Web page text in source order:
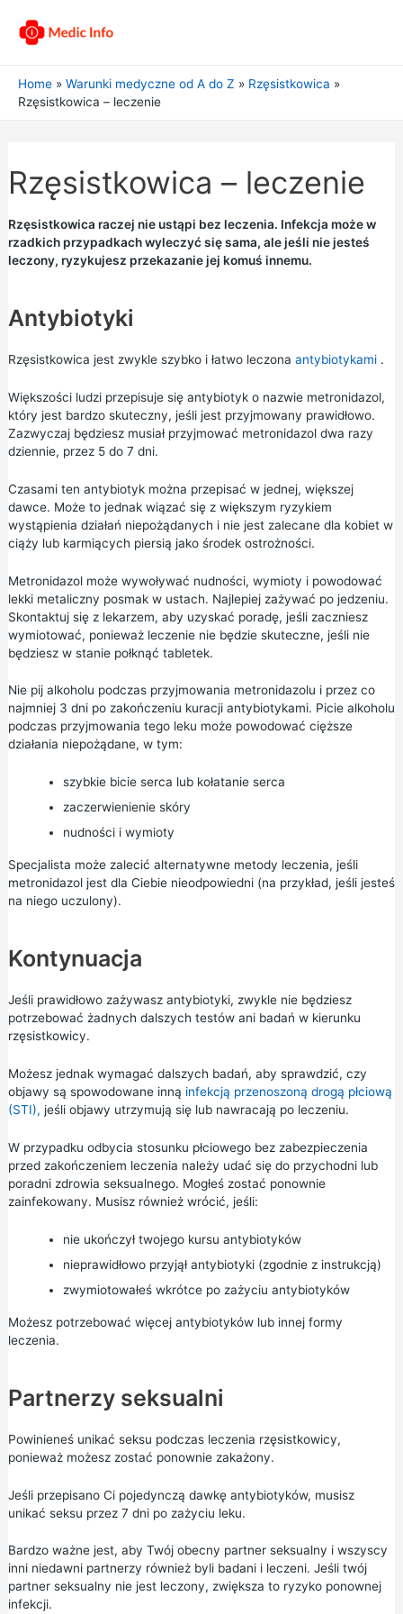
Home Warunki medyczne od A do Z
Rzęsistkowica
Rzęsistkowica – leczenie
Rzęsistkowica – leczenie
Rzęsistkowica raczej nie ustąpi bez leczenia. Infekcja może w
rzadkich przypadkach wyleczyć się sama, ale jeśli nie jesteś
leczony, ryzykujesz przekazanie jej komuś innemu.
Antybiotyki
Rzęsistkowica jest zwykle szybko i łatwo leczona antybiotykami.
Większości ludzi przepisuje się antybiotyk o nazwie metronidazol,
który jest bardzo skuteczny, jeśli jest przyjmowany prawidłowo.
Zazwyczaj będziesz musiał przyjmować metronidazol dwa razy
dziennie, przez 5 do 7 dni.
Czasami ten antybiotyk można przepisać w jednej, większej
dawce. Może to jednak wiązać się z większym ryzykiem
wystąpienia działań niepożądanych i nie jest zalecane dla kobiet w
ciąży lub karmiących piersią jako środek ostrożności.
Metronidazol może wywoływać nudności, wymioty i powodować
lekki metaliczny posmak w ustach. Najlepiej zażywać po jedzeniu.
Skontaktuj się z lekarzem, aby uzyskać poradę, jeśli zaczniesz
wymiotować, ponieważ leczenie nie będzie skuteczne, jeśli nie
będziesz w stanie połknąć tabletek.
Nie pij alkoholu podczas przyjmowania metronidazolu i przez co
najmniej 3 dni po zakończeniu kuracji antybiotykami. Picie alkoholu
podczas przyjmowania tego leku może powodować cięższe
działania niepożądane, w tym:
szybkie bicie serca lub kołatanie serca
zaczerwienienie skóry
nudności i wymioty
Specjalista może zalecić alternatywne metody leczenia, jeśli
metronidazol jest dla Ciebie nieodpowiedni (na przykład, jeśli jesteś
na niego uczulony).
Kontynuacja
Jeśli prawidłowo zażywasz antybiotyki, zwykle nie będziesz
potrzebować żadnych dalszych testów ani badań w kierunku
rzęsistkowicy.
Możesz jednak wymagać dalszych badań, aby sprawdzić, czy
objawy są spowodowane inną infekcją przenoszoną drogą płciową
(STI), jeśli objawy utrzymują się lub nawracają po leczeniu.
W przypadku odbycia stosunku płciowego bez zabezpieczenia
przed zakończeniem leczenia należy udać się do przychodni lub
poradni zdrowia seksualnego. Mogłeś zostać ponownie
zainfekowany. Musisz również wrócić, jeśli:
nie ukończył twojego kursu antybiotyków
nieprawidłowo przyjął antybiotyki (zgodnie z instrukcją)
zwymiotowałeś wkrótce po zażyciu antybiotyków
Możesz potrzebować więcej antybiotyków lub innej formy
leczenia.
Partnerzy seksualni
Powinieneś unikać seksu podczas leczenia rzęsistkowicy,
ponieważ możesz zostać ponownie zakażony.
Jeśli przepisano Ci pojedynczą dawkę antybiotyków, musisz
unikać seksu przez 7 dni po zażyciu leku.
Bardzo ważne jest, aby Twój obecny partner seksualny i wszyscy
inni niedawni partnerzy również byli badani i leczeni. Jeśli twój
partner seksualny nie jest leczony, zwiększa to ryzyko ponownej
infekcji.